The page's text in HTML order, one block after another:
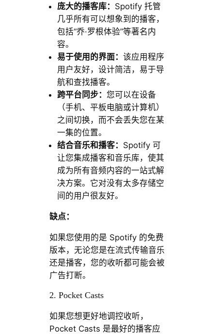
庞大的播客库： Spotify 托管
几乎所有可以想象到的播客，
包括“乔·罗根体验”等著名内
容。
易于使用的界面： 该应用程序
用户友好，设计简洁，易于导
航和查找播客。
跨平台同步： 您可以在设备
（手机、平板电脑或计算机）
之间切换，而不会丢失您在某
一集的位置。
结合音乐和播客： Spotify 可
让您集成播客和音乐库，使其
成为所有音频内容的一站式解
决方案。它对没有太多存储空
间的用户很友好。
缺点：
如果您使用的是 Spotify 的免费
版本，无论您是在流式传输音乐
还是播客，您的收听都可能会被
广告打断。
2. Pocket Casts
如果您想更好地调控收听，
Pocket Casts 是最好的播客应